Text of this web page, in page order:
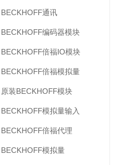
BECKHOFF通讯
BECKHOFF编码器模块
BECKHOFF倍福IO模块
BECKHOFF倍福模拟量
原装BECKHOFF模块
BECKHOFF模拟量输入
BECKHOFF倍福代理
BECKHOFF模拟量